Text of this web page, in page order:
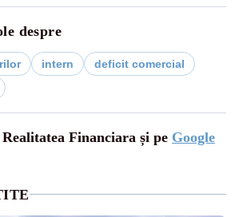
despre
intern
deficit comercial
Financiara și pe Google